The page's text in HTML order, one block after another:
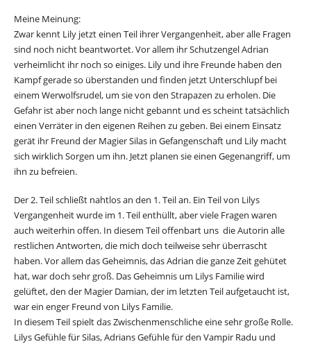
Meine Meinung:
Zwar kennt Lily jetzt einen Teil ihrer Vergangenheit, aber alle Fragen
sind noch nicht beantwortet. Vor allem ihr Schutzengel Adrian
verheimlicht ihr noch so einiges. Lily und ihre Freunde haben den
Kampf gerade so überstanden und finden jetzt Unterschlupf bei
einem Werwolfsrudel, um sie von den Strapazen zu erholen. Die
Gefahr ist aber noch lange nicht gebannt und es scheint tatsächlich
einen Verräter in den eigenen Reihen zu geben. Bei einem Einsatz
gerät ihr Freund der Magier Silas in Gefangenschaft und Lily macht
sich wirklich Sorgen um ihn. Jetzt planen sie einen Gegenangriff, um
ihn zu befreien.
Der 2. Teil schließt nahtlos an den 1. Teil an. Ein Teil von Lilys
Vergangenheit wurde im 1. Teil enthüllt, aber viele Fragen waren
auch weiterhin offen. In diesem Teil offenbart uns die Autorin alle
restlichen Antworten, die mich doch teilweise sehr überrascht
haben. Vor allem das Geheimnis, das Adrian die ganze Zeit gehütet
hat, war doch sehr groß. Das Geheimnis um Lilys Familie wird
gelüftet, den der Magier Damian, der im letzten Teil aufgetaucht ist,
war ein enger Freund von Lilys Familie.
In diesem Teil spielt das Zwischenmenschliche eine sehr große Rolle.
Lilys Gefühle für Silas, Adrians Gefühle für den Vampir Radu und